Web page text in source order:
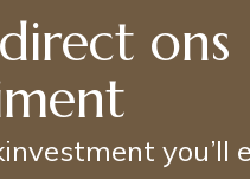
ons
you’ll